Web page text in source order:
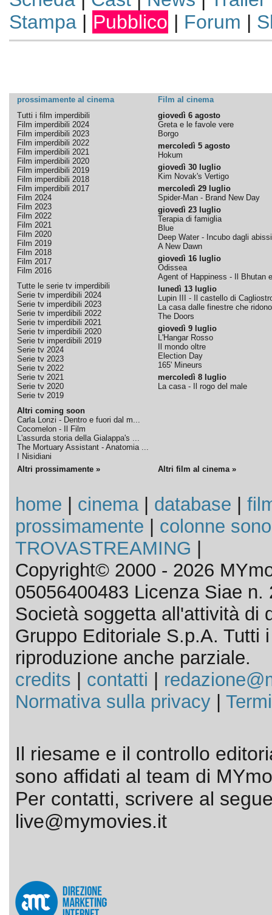
Stampa| Pubblico | Forum |
prossimamente al cinema
Film al cinema
Tutti i film imperdibili
Film imperdibili 2024
Film imperdibili 2023
Film imperdibili 2022
Film imperdibili 2021
Film imperdibili 2020
Film imperdibili 2019
Film imperdibili 2018
Film imperdibili 2017
Film 2024
Film 2023
Film 2022
Film 2021
Film 2020
Film 2019
Film 2018
Film 2017
Film 2016
Tutte le serie tv imperdibili
Serie tv imperdibili 2024
Serie tv imperdibili 2023
Serie tv imperdibili 2022
Serie tv imperdibili 2021
Serie tv imperdibili 2020
Serie tv imperdibili 2019
Serie tv 2024
Serie tv 2023
Serie tv 2022
Serie tv 2021
Serie tv 2020
Serie tv 2019
Altri coming soon
Carla Lonzi - Dentro e fuori dal m...
Cocomelon - Il Film
L'assurda storia della Gialappa's ...
The Mortuary Assistant - Anatomia ...
I Nisidiani
giovedì 6 agosto
Greta e le favole vere
Borgo
mercoledì 5 agosto
Hokum
giovedì 30 luglio
Kim Novak's Vertigo
mercoledì 29 luglio
Spider-Man - Brand New Day
giovedì 23 luglio
Terapia di famiglia
Blue
Deep Water - Incubo dagli abissi
A New Dawn
giovedì 16 luglio
Odissea
Agent of Happiness - Il Bhutan
lunedì 13 luglio
Lupin III - Il castello di
La casa dalle finestre che ridono
The Doors
giovedì 9 luglio
L'Hangar Rosso
Il mondo oltre
Election Day
165' Mineurs
mercoledì 8 luglio
La casa - Il rogo del male
Altri prossimamente » Altri film al cinema »
home cinema| database
prossimamente
colonne
TROVASTREAMING
Copyright© 2000 - 2026
05056400483 Licenza Siae n.
Società soggetta all'attività di
Gruppo Editoriale S.p.A. Tutti
riproduzione anche parziale.
credits
contatti
Normativa sulla privacy|
Il riesame e il controllo
sono affidati al team di
Per contatti, scrivere al
live@mymovies.it